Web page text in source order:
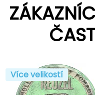
Více velikostí